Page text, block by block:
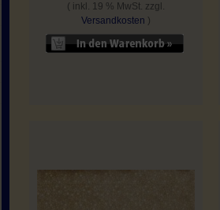
( inkl. 19 % MwSt. zzgl.
Versandkosten )